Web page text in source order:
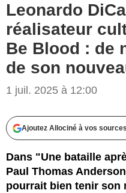
Leonardo
réalisateur
Be Blood : de
de son
1 juil. 2025 à 12:00
Ajoutez Allociné à vos
Dans "Une bataille
Paul Thomas
pourrait bien tenir son